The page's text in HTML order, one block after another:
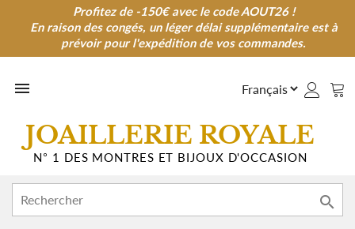
Profitez de -150€ avec le code AOUT26 !
En raison des congés, un léger délai supplémentaire est à
prévoir pour l'expédition de vos commandes.
Profitez de -150€ avec le code AOUT26 !
En raison des congés, un léger délai supplémentaire est à
prévoir pour l'expédition de vos commandes.

JOAILLERIE ROYALE
N° 1 DES MONTRES ET BIJOUX D'OCCASION
